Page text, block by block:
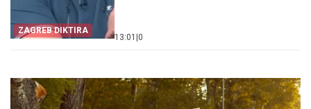
ZAGREB DIKTIRA
13:01 0